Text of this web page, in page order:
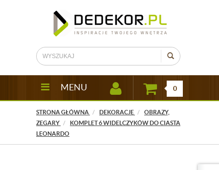
MENU 0
STRONA GŁÓWNA DEKORACJE
OBRAZY,
ZEGARY
KOMPLET 6 WIDELCZYKÓW DO CIASTA
LEONARDO